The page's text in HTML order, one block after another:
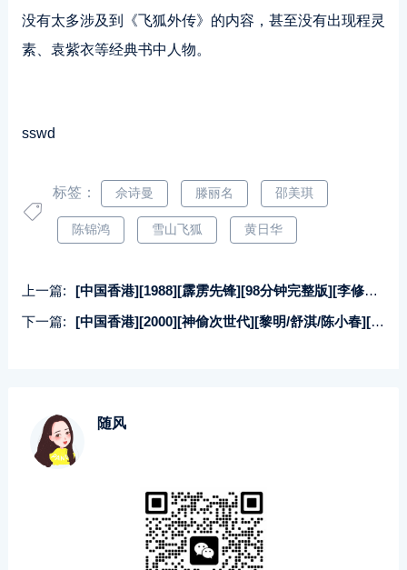
没有太多涉及到《飞狐外传》的内容，甚至没有出现程灵
素、袁紫衣等经典书中人物。
sswd
标签： 佘诗曼 滕丽名 邵美琪
陈锦鸿 雪山飞狐 黄日华
上一篇:
[中国香港][1988][霹雳先锋][98分钟完整版][李修贤/周星驰/成奎安][国粤双语中字][MKV/3.04G/1080P]
下一篇:
[中国香港][2000][神偷次世代][黎明/舒淇/陈小春][国粤双语中字][MKV/2.17G/1080P]
随风